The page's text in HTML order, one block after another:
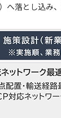
落とし込み